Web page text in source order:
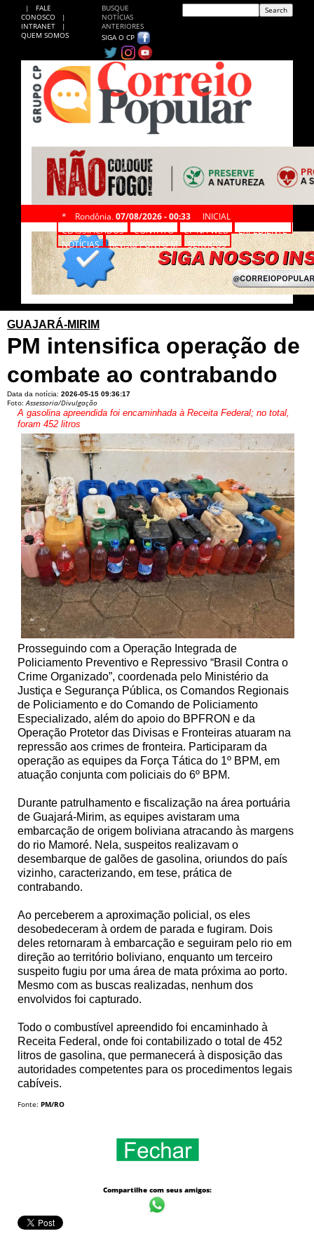
|
FALE
CONOSCO
|
INTRANET
|
QUEM SOMOS
BUSQUE
NOTÍCIAS
ANTERIORES
SIGA O CP
* Rondônia, 07/08/2026 - 00:33
INICIAL
CLASSIFICADOS
CONTATO CP NA WEB
EXPEDIENTE
NOTÍCIAS
Revista PONTO M SERVIÇOS
GUAJARÁ-MIRIM
PM intensifica operação de
combate ao contrabando
Data da notícia: 2026-05-15 09:36:17
Foto:Assessoria/Divulgação
A gasolina apreendida foi encaminhada à Receita Federal; no total,
foram 452 litros
Prosseguindo com a Operação Integrada de
Policiamento Preventivo e Repressivo “Brasil Contra o
Crime Organizado”, coordenada pelo Ministério da
Justiça e Segurança Pública, os Comandos Regionais
de Policiamento e do Comando de Policiamento
Especializado, além do apoio do BPFRON e da
Operação Protetor das Divisas e Fronteiras atuaram na
repressão aos crimes de fronteira. Participaram da
operação as equipes da Força Tática do 1º BPM, em
atuação conjunta com policiais do 6º BPM.
Durante patrulhamento e fiscalização na área portuária
de Guajará-Mirim, as equipes avistaram uma
embarcação de origem boliviana atracando às margens
do rio Mamoré. Nela, suspeitos realizavam o
desembarque de galões de gasolina, oriundos do país
vizinho, caracterizando, em tese, prática de
contrabando.
Ao perceberem a aproximação policial, os eles
desobedeceram à ordem de parada e fugiram. Dois
deles retornaram à embarcação e seguiram pelo rio em
direção ao território boliviano, enquanto um terceiro
suspeito fugiu por uma área de mata próxima ao porto.
Mesmo com as buscas realizadas, nenhum dos
envolvidos foi capturado.
Todo o combustível apreendido foi encaminhado à
Receita Federal, onde foi contabilizado o total de 452
litros de gasolina, que permanecerá à disposição das
autoridades competentes para os procedimentos legais
cabíveis.
Fonte: PM/RO
Compartilhe com seus amigos: